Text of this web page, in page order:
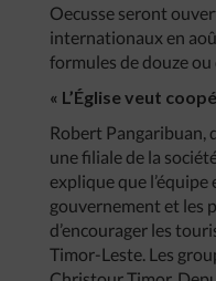
Oecusse seront
internationaux en
formules de douze
« L’Église veut
Robert Pangaribuan,
une filiale de la
explique que
gouvernement et les
d’encourager les
Timor-Leste. Les